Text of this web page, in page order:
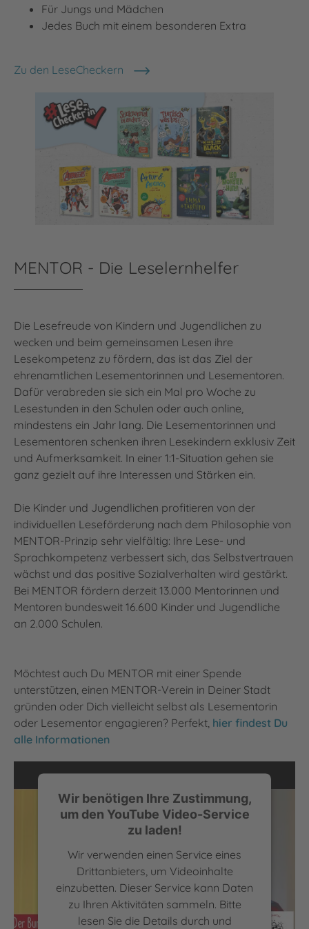
Für Jungs und Mädchen
Jedes Buch mit einem besonderen Extra
Zu den LeseCheckern
MENTOR - Die Leselernhelfer
Die Lesefreude von Kindern und Jugendlichen zu
wecken und beim gemeinsamen Lesen ihre
Lesekompetenz zu fördern, das ist das Ziel der
ehrenamtlichen Lesementorinnen und Lesementoren.
Dafür verabreden sie sich ein Mal pro Woche zu
Lesestunden in den Schulen oder auch online,
mindestens ein Jahr lang. Die Lesementorinnen und
Lesementoren schenken ihren Lesekindern exklusiv Zeit
und Aufmerksamkeit. In einer 1:1-Situation gehen sie
ganz gezielt auf ihre Interessen und Stärken ein.
Die Kinder und Jugendlichen profitieren von der
individuellen Leseförderung nach dem Philosophie von
MENTOR-Prinzip sehr vielfältig: Ihre Lese- und
Sprachkompetenz verbessert sich, das Selbstvertrauen
wächst und das positive Sozialverhalten wird gestärkt.
Bei MENTOR fördern derzeit 13.000 Mentorinnen und
Mentoren bundesweit 16.600 Kinder und Jugendliche
an 2.000 Schulen.
Möchtest auch Du MENTOR mit einer Spende
unterstützen, einen MENTOR-Verein in Deiner Stadt
gründen oder Dich vielleicht selbst als Lesementorin
oder Lesementor engagieren? Perfekt, hier findest Du
alle Informationen
Wir benötigen Ihre Zustimmung,
um den YouTube Video-Service
zu laden!
Wir verwenden einen Service eines
Drittanbieters, um Videoinhalte
einzubetten. Dieser Service kann Daten
zu Ihren Aktivitäten sammeln. Bitte
lesen Sie die Details durch und